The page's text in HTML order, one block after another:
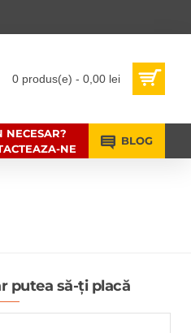
0 produs(e) - 0,00 lei
NECESAR?
NE
BLOG
putea să-ți placă